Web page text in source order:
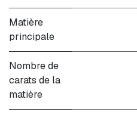
Matière
principale
Nombre de
carats de la
matière